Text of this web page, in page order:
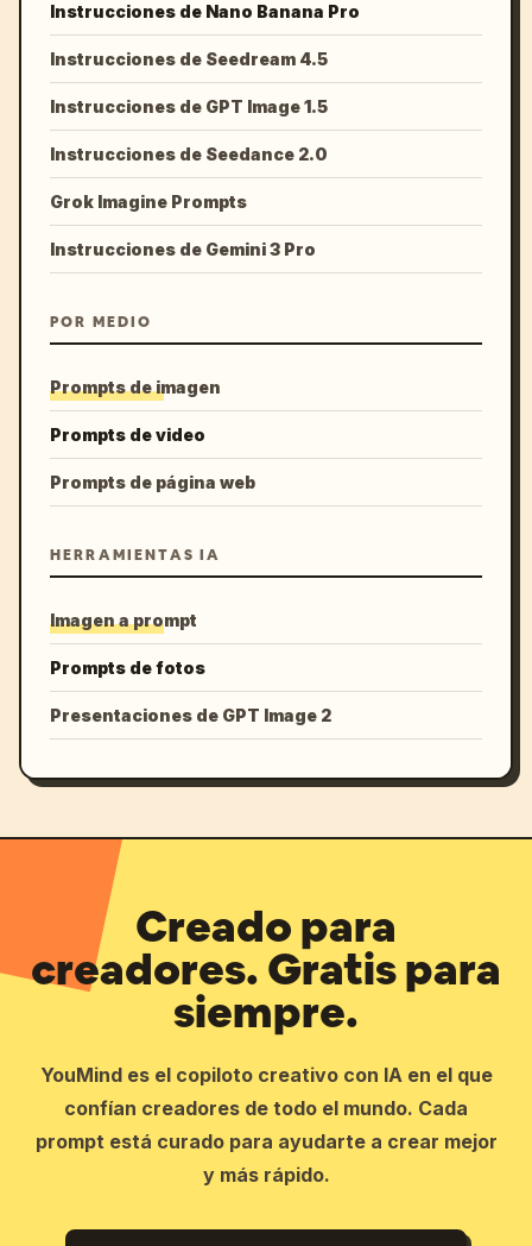
Instrucciones de Nano Banana Pro
Instrucciones de Seedream 4.5
Instrucciones de GPT Image 1.5
Instrucciones de Seedance 2.0
Grok Imagine Prompts
Instrucciones de Gemini 3 Pro
POR MEDIO
Prompts de imagen
Prompts de video
Prompts de página web
HERRAMIENTAS IA
Imagen a prompt
Prompts de fotos
Presentaciones de GPT Image 2
Creado para
creadores. Gratis para
siempre.
YouMind es el copiloto creativo con IA en el que
confían creadores de todo el mundo. Cada
prompt está curado para ayudarte a crear mejor
y más rápido.